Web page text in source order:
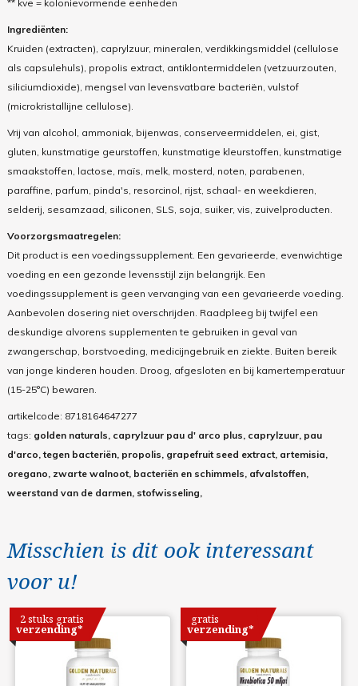
** kve = kolonievormende eenheden
Ingrediënten:
Kruiden (extracten), caprylzuur, mineralen, verdikkingsmiddel (cellulose
als capsulehuls), propolis extract, antiklontermiddelen (vetzuurzouten,
siliciumdioxide), mengsel van levensvatbare bacteriën, vulstof
(microkristallijne cellulose).
Vrij van alcohol, ammoniak, bijenwas, conserveermiddelen, ei, gist,
gluten, kunstmatige geurstoffen, kunstmatige kleurstoffen, kunstmatige
smaakstoffen, lactose, maïs, melk, mosterd, noten, parabenen,
paraffine, parfum, pinda's, resorcinol, rijst, schaal- en weekdieren,
selderij, sesamzaad, siliconen, SLS, soja, suiker, vis, zuivelproducten.
Voorzorgsmaatregelen:
Dit product is een voedingssupplement. Een gevarieerde, evenwichtige
voeding en een gezonde levensstijl zijn belangrijk. Een
voedingssupplement is geen vervanging van een gevarieerde voeding.
Aanbevolen dosering niet overschrijden. Raadpleeg bij twijfel een
deskundige alvorens supplementen te gebruiken in geval van
zwangerschap, borstvoeding, medicijngebruik en ziekte. Buiten bereik
van jonge kinderen houden. Droog, afgesloten en bij kamertemperatuur
(15-25°C) bewaren.
artikelcode: 8718164647277
tags: golden naturals, caprylzuur pau d' arco plus, caprylzuur, pau
d'arco, tegen bacteriën, propolis, grapefruit seed extract, artemisia,
oregano, zwarte walnoot, bacteriën en schimmels, afvalstoffen,
weerstand van de darmen, stofwisseling,
Misschien is dit ook interessant
voor u!
2 stuks gratis
verzending*
gratis
verzending*